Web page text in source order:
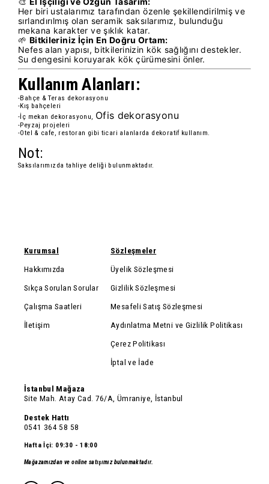
Her biri ustalarımız tarafından özenle şekillendirilmiş ve
sırlandırılmış olan seramik saksılarımız, bulunduğu
mekana karakter ve şıklık katar.
🌱 Bitkileriniz İçin En Doğru Ortam:
Nefes alan yapısı, bitkilerinizin kök sağlığını destekler.
Su dengesini koruyarak kök çürümesini önler.
Kullanım Alanları:
-Bahçe & Teras dekorasyonu
-Kış bahçeleri
-İç mekan dekorasyonu, Ofis dekorasyonu
-Peyzaj projeleri
-Otel & cafe, restoran gibi ticari alanlarda dekoratif kullanım.
Not:
Saksılarımızda tahliye deliği bulunmaktadır.
Kurumsal
Hakkımızda
Sıkça Sorulan Sorular
Çalışma Saatleri
İletişim
Sözleşmeler
Üyelik Sözleşmesi
Gizlilik Sözleşmesi
Mesafeli Satış Sözleşmesi
Aydınlatma Metni ve Gizlilik Politikası
Çerez Politikası
İptal ve İade
İstanbul Mağaza
Site Mah. Atay Cad. 76/A, Ümraniye, İstanbul
Destek Hattı
0541 364 58 58
Hafta İçi: 09:30 - 18:00
Mağazamızdan ve online satışımız bulunmaktadır.